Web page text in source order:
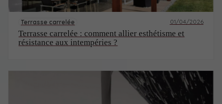
Terrasse carrelée 01/04/2026
Terrasse carrelée : comment allier esthétisme et
résistance aux intempéries ?